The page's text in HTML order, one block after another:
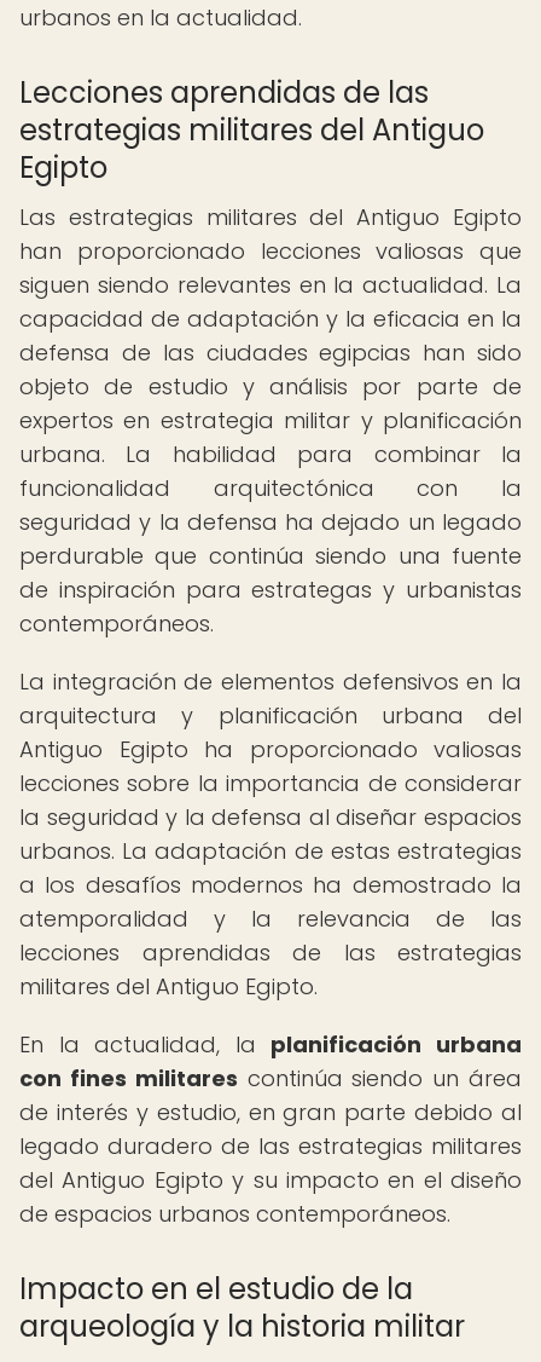
urbanos en la actualidad.
Lecciones aprendidas de las
estrategias militares del Antiguo
Egipto
Las estrategias militares del Antiguo Egipto
han proporcionado lecciones valiosas que
siguen siendo relevantes en la actualidad. La
capacidad de adaptación y la eficacia en la
defensa de las ciudades egipcias han sido
objeto de estudio y análisis por parte de
expertos en estrategia militar y planificación
urbana. La habilidad para combinar la
funcionalidad arquitectónica con la
seguridad y la defensa ha dejado un legado
perdurable que continúa siendo una fuente
de inspiración para estrategas y urbanistas
contemporáneos.
La integración de elementos defensivos en la
arquitectura y planificación urbana del
Antiguo Egipto ha proporcionado valiosas
lecciones sobre la importancia de considerar
la seguridad y la defensa al diseñar espacios
urbanos. La adaptación de estas estrategias
a los desafíos modernos ha demostrado la
atemporalidad y la relevancia de las
lecciones aprendidas de las estrategias
militares del Antiguo Egipto.
En la actualidad, la planificación urbana
con fines militares continúa siendo un área
de interés y estudio, en gran parte debido al
legado duradero de las estrategias militares
del Antiguo Egipto y su impacto en el diseño
de espacios urbanos contemporáneos.
Impacto en el estudio de la
arqueología y la historia militar